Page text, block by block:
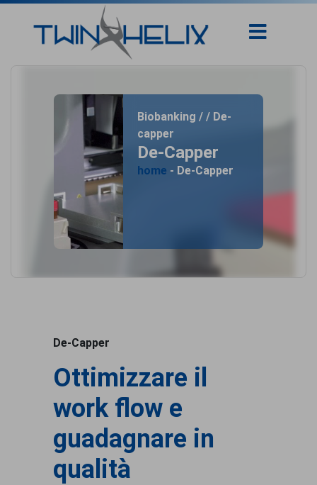
Biobanking / / De-
capper
De-Capper
home - De-Capper
De-Capper
Ottimizzare il
work flow e
guadagnare in
qualità